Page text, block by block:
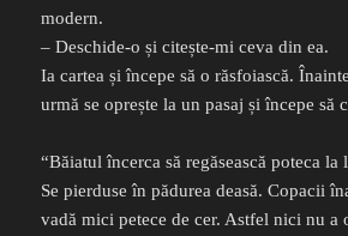
modern.
– Deschide-o și citește-mi ceva din ea.
Ia cartea și începe să o răsfoiască.
urmă se oprește la un pasaj și începe să
“Băiatul încerca să regăsească poteca
Se pierduse în pădurea deasă. Copacii
vadă mici petece de cer. Astfel nici nu a